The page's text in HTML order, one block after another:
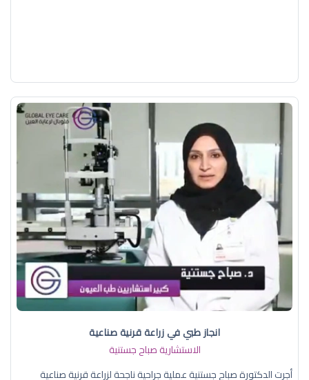
انجاز طبي في زراعة قرنية صناعية
الاستشارية صباح جستنية
أجرت الدكتورة صباح جستنية عملية جراحية ناجحة لزراعة قرنية صناعية